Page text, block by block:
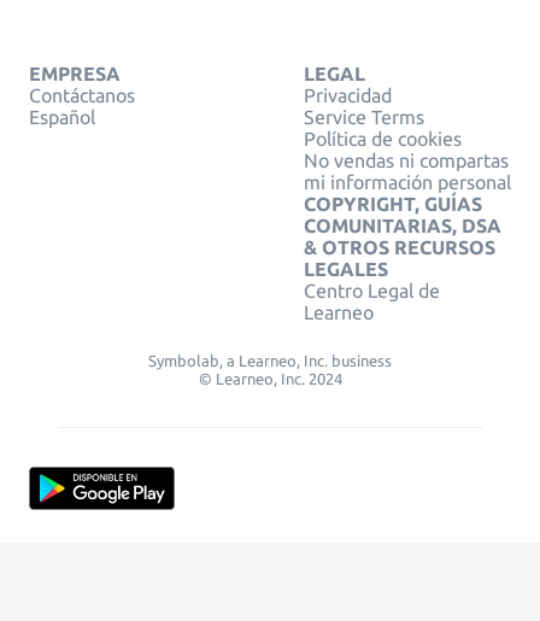
EMPRESA
Contáctanos
Español
LEGAL
Privacidad
Service Terms
Política de cookies
No vendas ni compartas
mi información personal
COPYRIGHT, GUÍAS
COMUNITARIAS, DSA
& OTROS RECURSOS
LEGALES
Centro Legal de
Learneo
Symbolab, a Learneo, Inc. business
© Learneo, Inc. 2024